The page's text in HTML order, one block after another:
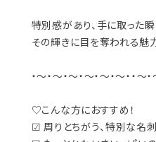
特別感があり、手に取った
その輝きに目を奪われる魅
・～・～・～・～・～・～・・～
♡こんな方におすすめ！
☑︎ 周りとちがう、特別な名